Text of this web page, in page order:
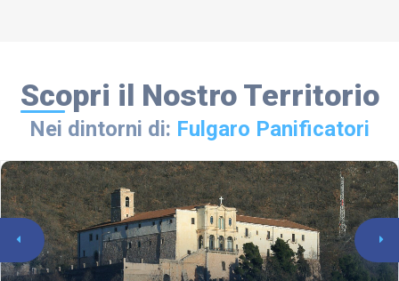
Scopri il Nostro Territorio
Nei dintorni di: Fulgaro Panificatori